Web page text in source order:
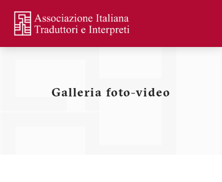
main
content
profilo
Galleria foto-video